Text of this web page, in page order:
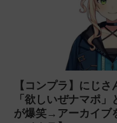
【コンプラ】にじ
「欲しいぜナマポ
が爆笑→アーカイブ